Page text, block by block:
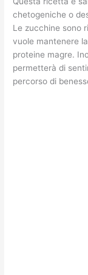
chetogeniche o
Le zucchine sono
vuole mantenere
proteine magre.
permetterà di
percorso di